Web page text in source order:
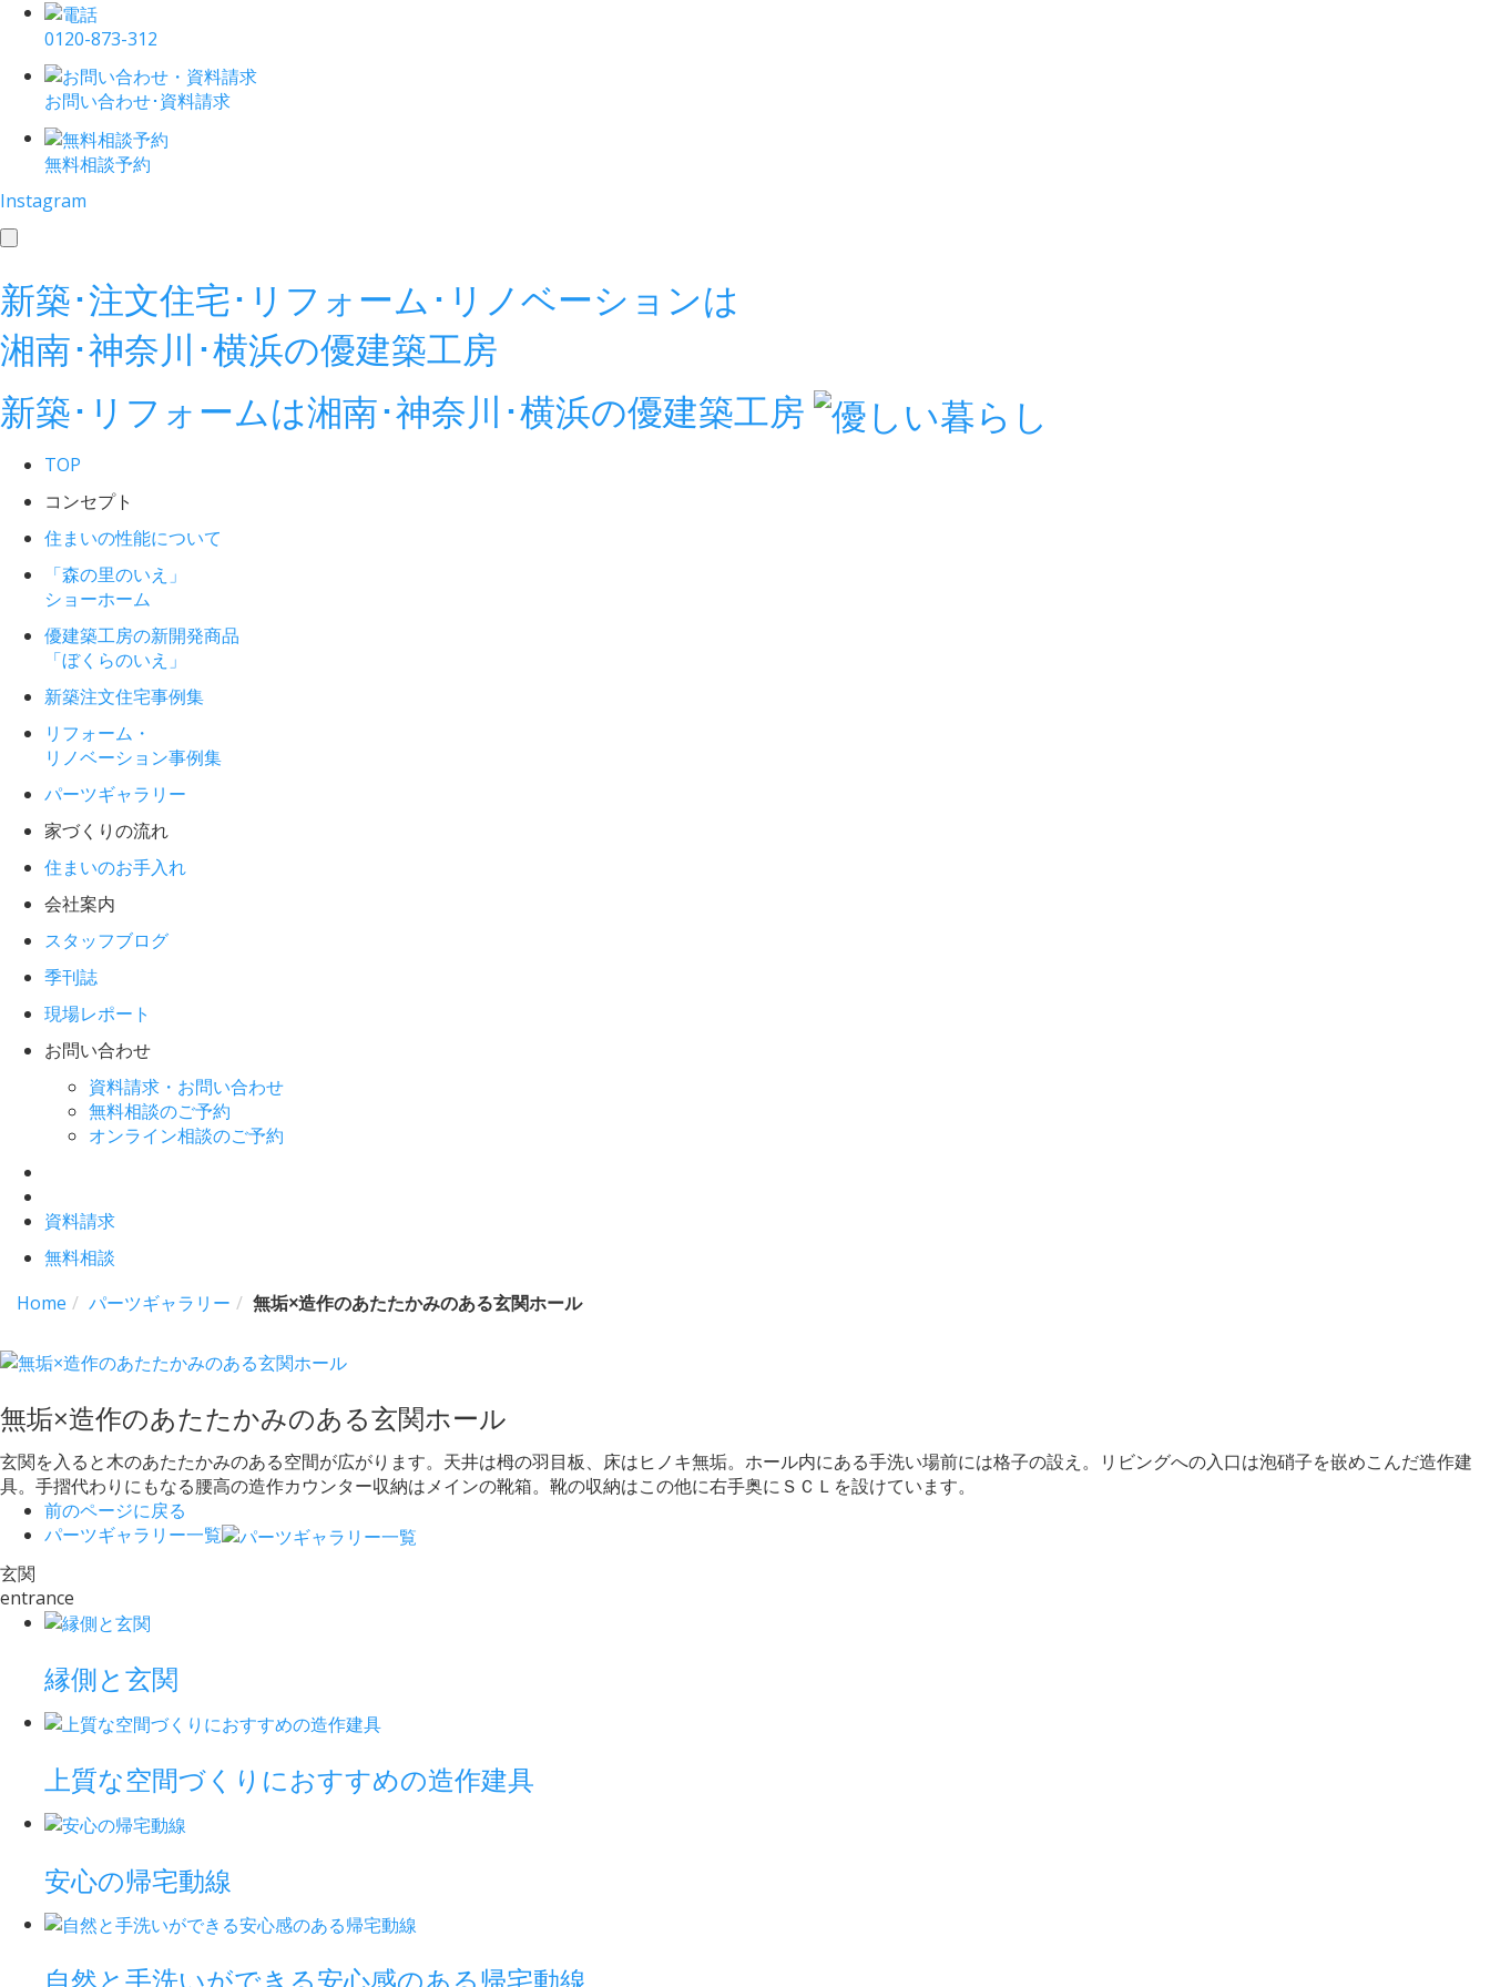
0120-873-312
お問い合わせ･資料請求
無料相談予約
Instagram
toggle
新築･注文住宅･リフォーム･リノベーションは
湘南･神奈川･横浜の優建築工房
新築･リフォームは湘南･神奈川･横浜の優建築工房
TOP
コンセプト
住まいの性能について
「森の里のいえ」
ショーホーム
優建築工房の新開発商品
「ぼくらのいえ」
新築注文住宅事例集
リフォーム・
リノベーション事例集
パーツギャラリー
家づくりの流れ
住まいのお手入れ
会社案内
スタッフブログ
季刊誌
現場レポート
お問い合わせ
資料請求・お問い合わせ
無料相談のご予約
オンライン相談のご予約
資料請求
無料相談
Home
パーツギャラリー 無垢×造作のあたたかみのある玄関ホール
無垢×造作のあたたかみのある玄関ホール
玄関を入ると木のあたたかみのある空間が広がります。天井は栂の羽目板、床はヒノキ無垢。ホール内にある手洗い場前には格子の設え。リビングへの入口は泡硝子を嵌めこんだ造作建
具。手摺代わりにもなる腰高の造作カウンター収納はメインの靴箱。靴の収納はこの他に右手奥にＳＣＬを設けています。
前のページに戻る
パーツギャラリー一覧
玄関
entrance
縁側と玄関
上質な空間づくりにおすすめの造作建具
安心の帰宅動線